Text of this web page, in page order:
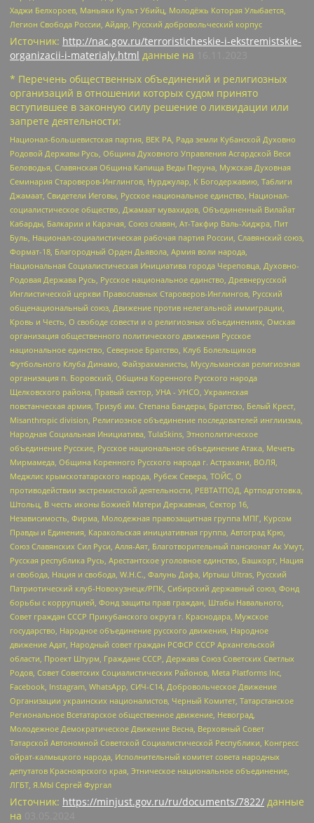
Хаджи Белхороев, Маньяки Культ Убийц, Молодёжь Которая Улыбается,
Легион Свобода России, Айдар, Русский добровольческий корпус
Источник: http://nac.gov.ru/terroristicheskie-i-ekstremistskie-
organizacii-i-materialy.html данные на
* Перечень общественных объединений и религиозных
организаций в отношении которых судом принято
вступившее в законную силу решение о ликвидации или
запрете деятельности:
Национал-большевистская партия, ВЕК РА, Рада земли Кубанской Духовно
Родовой Державы Русь, Община Духовного Управления Асгардской Веси
Беловодья, Славянская Община Капища Веды Перуна, Мужская Духовная
Семинария Староверов-Инглингов, Нурджулар, К Богодержавию, Таблиги
Джамаат, Свидетели Иеговы, Русское национальное единство, Национал-
социалистическое общество, Джамаат мувахидов, Объединенный Вилайат
Кабарды, Балкарии и Карачая, Союз славян, Ат-Такфир Валь-Хиджра, Пит
Буль, Национал-социалистическая рабочая партия России, Славянский союз,
Формат-18, Благородный Орден Дьявола, Армия воли народа,
Национальная Социалистическая Инициатива города Череповца, Духовно-
Родовая Держава Русь, Русское национальное единство, Древнерусской
Инглистической церкви Православных Староверов-Инглингов, Русский
общенациональный союз, Движение против нелегальной иммиграции,
Кровь и Честь, О свободе совести и о религиозных объединениях, Омская
организация общественного политического движения Русское
национальное единство, Северное Братство, Клуб Болельщиков
Футбольного Клуба Динамо, Файзрахманисты, Мусульманская религиозная
организация п. Боровский, Община Коренного Русского народа
Щелковского района, Правый сектор, УНА - УНСО, Украинская
повстанческая армия, Тризуб им. Степана Бандеры, Братство, Белый Крест,
Misanthropic division, Религиозное объединение последователей инглиизма,
Народная Социальная Инициатива, TulaSkins, Этнополитическое
объединение Русские, Русское национальное объединение Атака, Мечеть
Мирмамеда, Община Коренного Русского народа г. Астрахани, ВОЛЯ,
Меджлис крымскотатарского народа, Рубеж Севера, ТОЙС, О
противодействии экстремистской деятельности, РЕВТАТПОД, Артподготовка,
Штольц, В честь иконы Божией Матери Державная, Сектор 16,
Независимость, Фирма, Молодежная правозащитная группа МПГ, Курсом
Правды и Единения, Каракольская инициативная группа, Автоград Крю,
Союз Славянских Сил Руси, Алля-Аят, Благотворительный пансионат Ак Умут,
Русская республика Русь, Арестантское уголовное единство, Башкорт, Нация
и свобода, Нация и свобода, W.H.С., Фалунь Дафа, Иртыш Ultras, Русский
Патриотический клуб-Новокузнецк/РПК, Сибирский державный союз, Фонд
борьбы с коррупцией, Фонд защиты прав граждан, Штабы Навального,
Совет граждан СССР Прикубанского округа г. Краснодара, Мужское
государство, Народное объединение русского движения, Народное
движение Адат, Народный совет граждан РСФСР СССР Архангельской
области, Проект Штурм, Граждане СССР, Держава Союз Советских Светлых
Родов, Совет Советских Социалистических Районов, Meta Platforms Inc,
Facebook, Instagram, WhatsApp, СИЧ-С14, Добровольческое Движение
Организации украинских националистов, Черный Комитет, Татарстанское
Региональное Всетатарское общественное движение, Невоград,
Молодежное Демократическое Движение Весна, Верховный Совет
Татарской Автономной Советской Социалистической Республики, Конгресс
ойрат-калмыцкого народа, Исполнительный комитет совета народных
депутатов Красноярского края, Этническое национальное объединение,
ЛГБТ, Я.МЫ Сергей Фургал
Источник: https://minjust.gov.ru/ru/documents/7822/ данные
на